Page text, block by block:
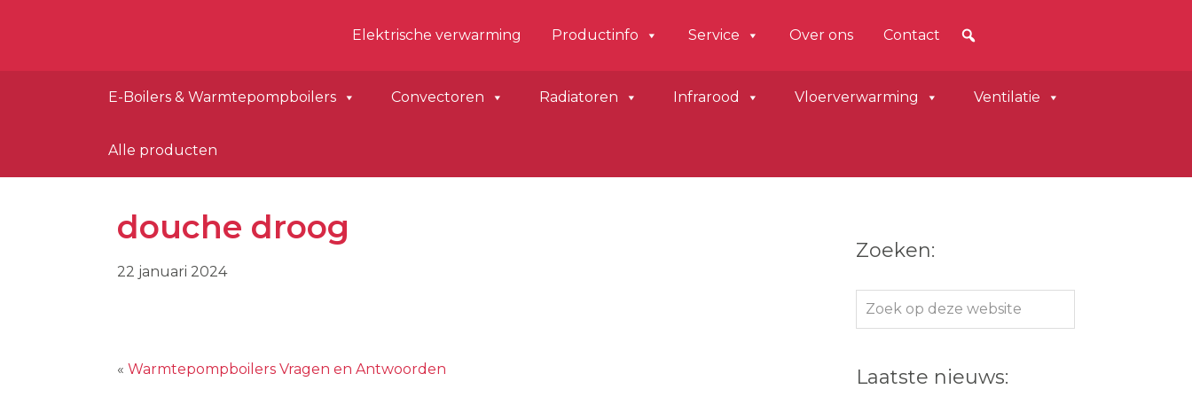
Rechts
Elektrische verwarming Productinfo Service Over ons Contact
E-Boilers & Warmtepompboilers Convectoren Radiatoren Infrarood Vloerverwarming Ventilatie
Alle producten
douche droog
22 januari 2024
« Warmtepompboilers Vragen en Antwoorden
Zoeken:
Zoek
op
website
Laatste nieuws: